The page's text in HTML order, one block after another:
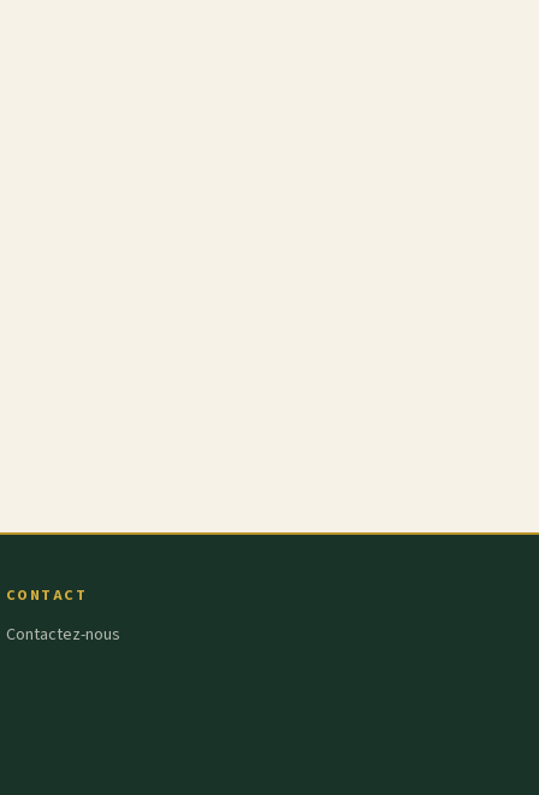
CONTACT
Contactez-nous